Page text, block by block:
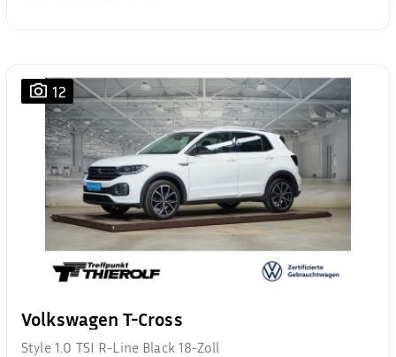
12
Volkswagen T-Cross
Style 1.0 TSI R-Line Black 18-Zoll